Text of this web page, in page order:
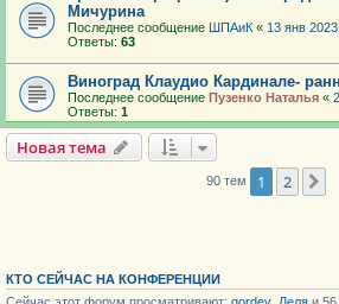
Мичурина
Последнее сообщение ШПАиК « 13 янв
Ответы: 63
Виноград Клаудио Кардинале-
Последнее сообщение Пузенко Наталья «
Ответы: 1
Новая тема
90 тем 1 2
КТО СЕЙЧАС НА КОНФЕРЕНЦИИ